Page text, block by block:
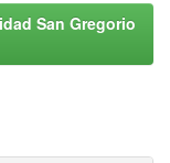
San Gregorio